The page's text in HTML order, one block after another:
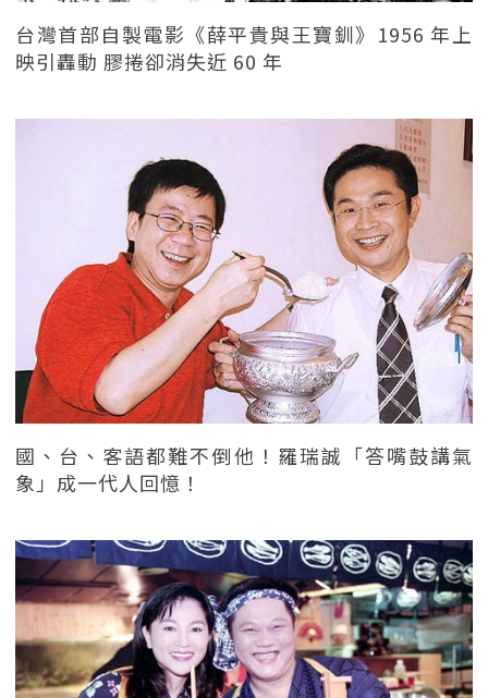
台灣首部自製電影《薛平貴與王寶釧》1956 年上
映引轟動 膠捲卻消失近 60 年
國、台、客語都難不倒他！羅瑞誠「答嘴鼓講氣
象」成一代人回憶！